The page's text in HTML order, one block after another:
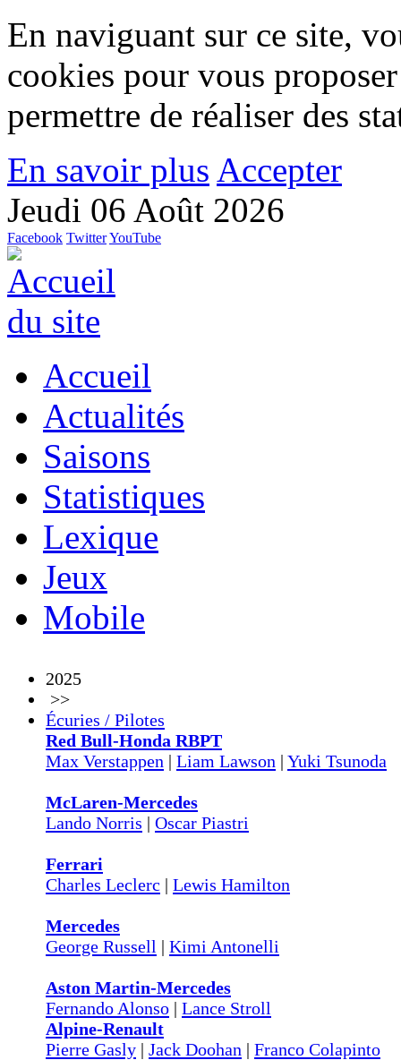
En naviguant sur ce site,
cookies pour vous
permettre de réaliser des
En savoir plus Accepter
Jeudi 06 Août 2026
Facebook TwitterYouTube
Accueil
Actualités
Saisons
Statistiques
Lexique
Jeux
Mobile
2025
>>
Écuries / Pilotes
Red Bull-Honda RBPT
Max Verstappen | Liam Lawson | Yuki Tsunoda
McLaren-Mercedes
Lando Norris | Oscar Piastri
Ferrari
Charles Leclerc | Lewis Hamilton
Mercedes
George Russell | Kimi Antonelli
Aston Martin-Mercedes
Fernando Alonso | Lance Stroll
Alpine-Renault
Pierre Gasly | Jack Doohan | Franco Colapinto